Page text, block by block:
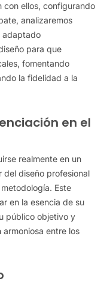
con ellos, configurando
analizaremos
adaptado
para que
fomentando
la fidelidad a la
en el
realmente en un
del diseño profesional
Este
en la esencia de su
público objetivo y
entre los